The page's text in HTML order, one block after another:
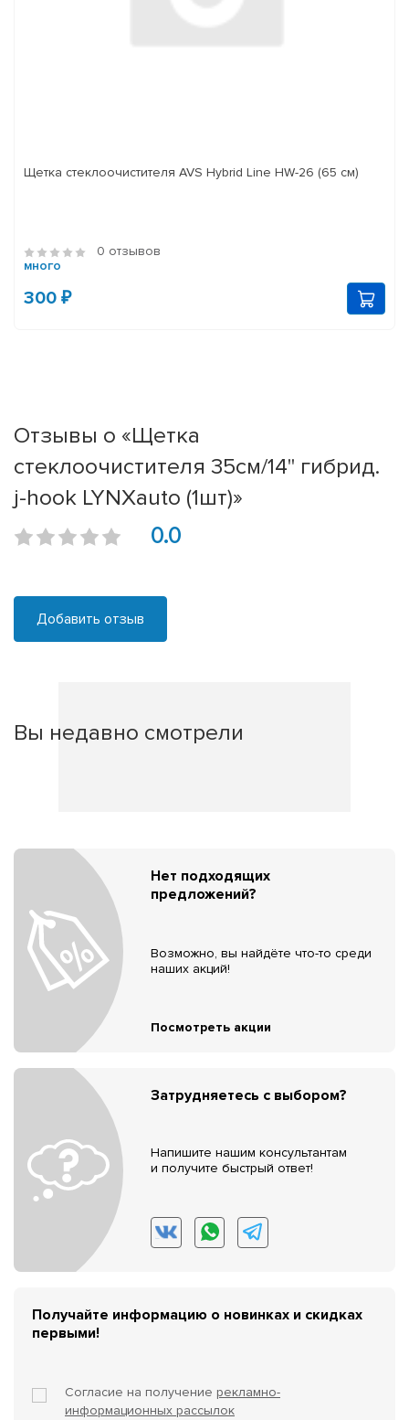
Щетка стеклоочистителя AVS Hybrid Line HW-26 (65 см)
0 отзывов
много
300 ₽
Отзывы о «Щетка
стеклоочистителя 35см/14'' гибрид.
j-hook LYNXauto (1шт)»
0.0
Добавить отзыв
Вы недавно смотрели
Нет подходящих
предложений?
Возможно, вы найдёте что-то среди
наших акций!
Посмотреть акции
Затрудняетесь с выбором?
Напишите нашим консультантам
и получите быстрый ответ!
Получайте информацию о новинках и скидках
первыми!
Согласие на получение рекламно-
информационных рассылок